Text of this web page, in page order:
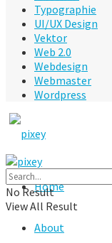
Typographie
UI/UX Design
Vektor
Web 2.0
Webdesign
Webmaster
Wordpress
Home
About
No Result
View All Result